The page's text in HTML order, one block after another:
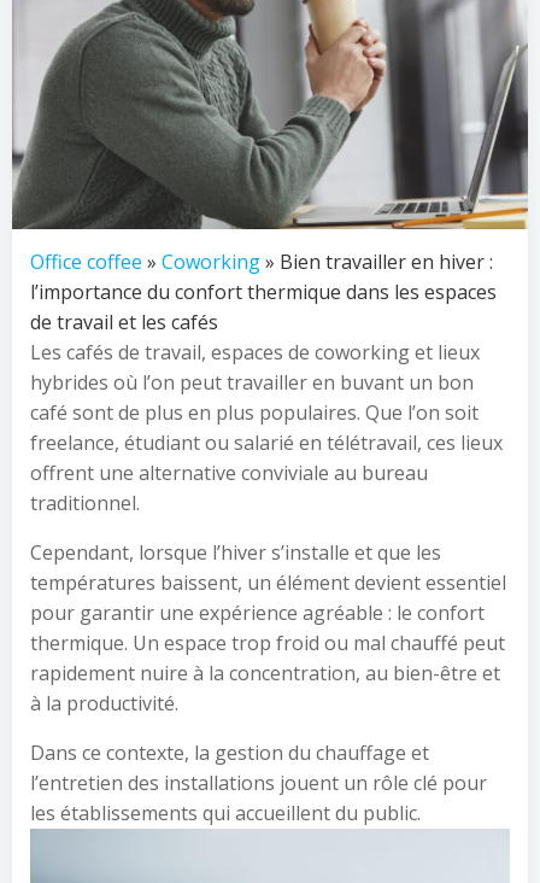
Office coffee » Coworking» Bien travailler en hiver :
l’importance du confort thermique dans les espaces
de travail et les cafés
Les cafés de travail, espaces de coworking et lieux
hybrides où l’on peut travailler en buvant un bon
café sont de plus en plus populaires. Que l’on soit
freelance, étudiant ou salarié en télétravail, ces lieux
offrent une alternative conviviale au bureau
traditionnel.
Cependant, lorsque l’hiver s’installe et que les
températures baissent, un élément devient essentiel
pour garantir une expérience agréable : le confort
thermique. Un espace trop froid ou mal chauffé peut
rapidement nuire à la concentration, au bien-être et
à la productivité.
Dans ce contexte, la gestion du chauffage et
l’entretien des installations jouent un rôle clé pour
les établissements qui accueillent du public.